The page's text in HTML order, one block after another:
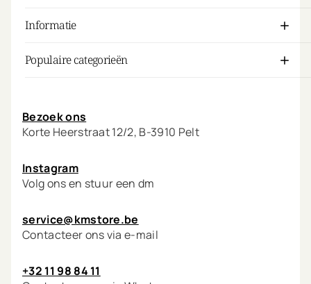
Informatie
Populaire categorieën
Bezoek ons
Korte Heerstraat 12/2, B-3910 Pelt
Instagram
Volg ons en stuur een dm
service@kmstore.be
Contacteer ons via e-mail
+32 11 98 84 11